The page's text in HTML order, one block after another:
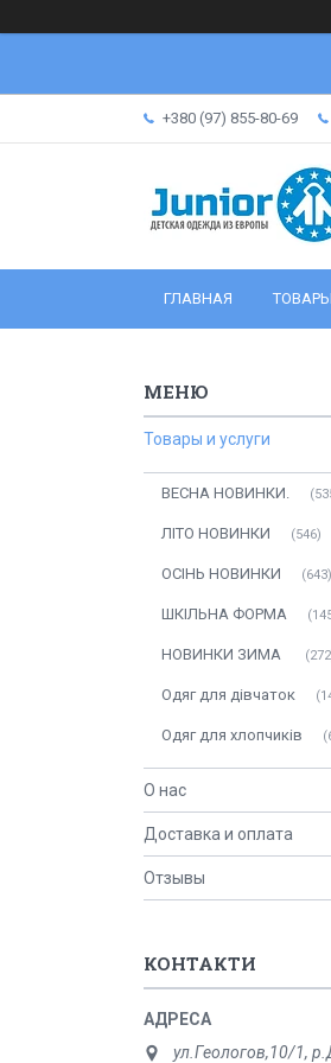
+380 (97) 855-80-69
ГЛАВНАЯ
Товары и услуги
ВЕСНА НОВИНКИ.
ЛITO HOBИНКИ 546
ОСIНЬ НОВИНКИ 643
ШКІЛЬНА ФОРМА
НОВИНКИ ЗИМА 272
Одяг для дівчаток
Одяг для хлопчиків
О нас
Доставка и оплата
Отзывы
КОНТАКТИ
ул.Геологов,10/1,